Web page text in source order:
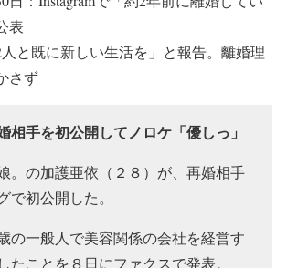
表
人と既に新しい生活を」と報告。離婚理
さず
相手を初公開してノロケ「優しっ」
。の加護亜依（２８）が、再婚相手
で初公開した。
の一般人で美容関係の会社を経営す
たことを８日にファクスで発表。